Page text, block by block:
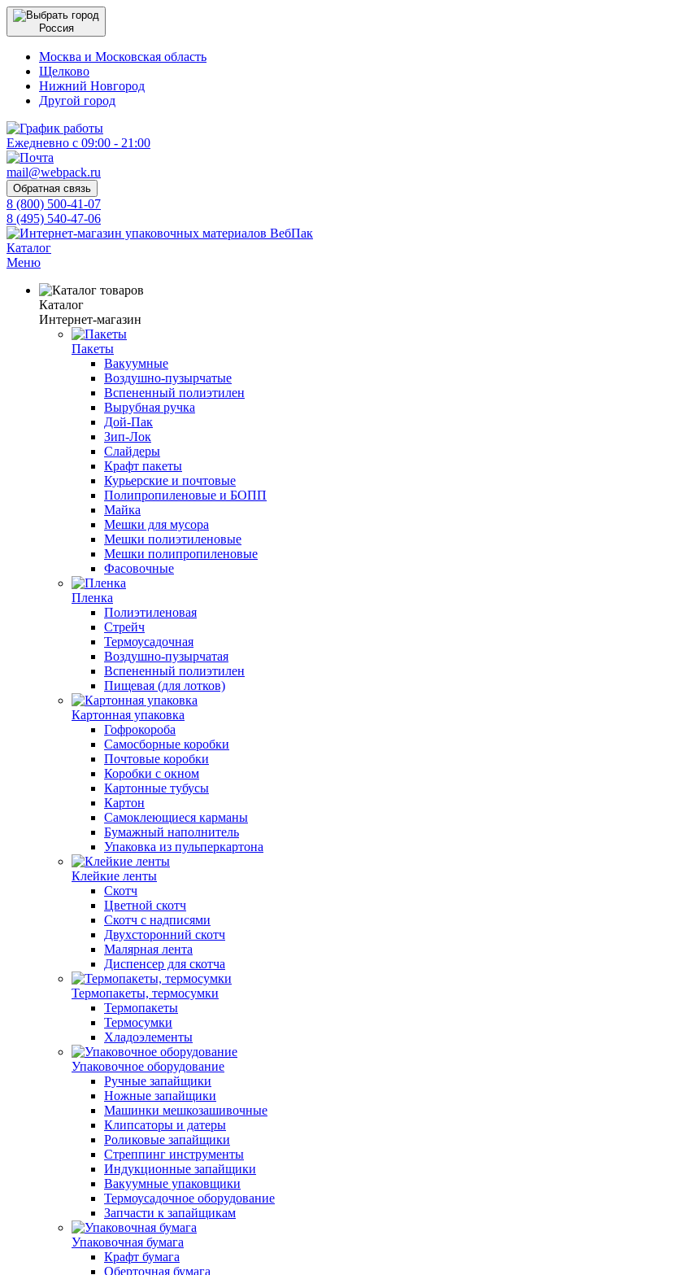
Россия
Москва и Московская область
Щелково
Нижний Новгород
Другой город
Ежедневно с 09:00 - 21:00
mail@webpack.ru
Обратная связь
8 (800) 500-41-07
8 (495) 540-47-06
Каталог
Меню
Каталог
Интернет-магазин
Пакеты
Вакуумные
Воздушно-пузырчатые
Вспененный полиэтилен
Вырубная ручка
Дой-Пак
Зип-Лок
Слайдеры
Крафт пакеты
Курьерские и почтовые
Полипропиленовые и БОПП
Майка
Мешки для мусора
Мешки полиэтиленовые
Мешки полипропиленовые
Фасовочные
Пленка
Полиэтиленовая
Стрейч
Термоусадочная
Воздушно-пузырчатая
Вспененный полиэтилен
Пищевая (для лотков)
Картонная упаковка
Гофрокороба
Самосборные коробки
Почтовые коробки
Коробки с окном
Картонные тубусы
Картон
Самоклеющиеся карманы
Бумажный наполнитель
Упаковка из пульперкартона
Клейкие ленты
Скотч
Цветной скотч
Скотч с надписями
Двухсторонний скотч
Малярная лента
Диспенсер для скотча
Термопакеты, термосумки
Термопакеты
Термосумки
Хладоэлементы
Упаковочное оборудование
Ручные запайщики
Ножные запайщики
Машинки мешкозашивочные
Клипсаторы и датеры
Роликовые запайщики
Стреппинг инструменты
Индукционные запайщики
Вакуумные упаковщики
Термоусадочное оборудование
Запчасти к запайщикам
Упаковочная бумага
Крафт бумага
Оберточная бумага